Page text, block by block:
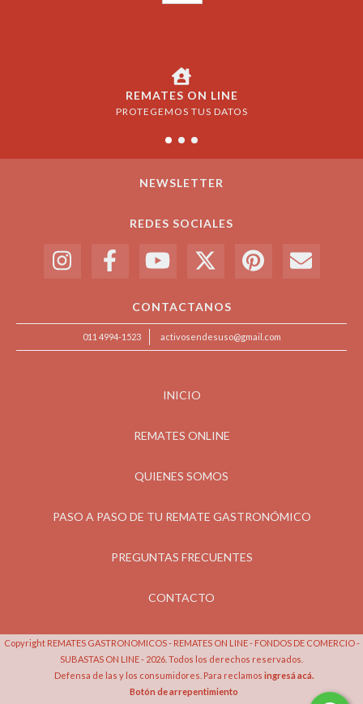
REMATES ON LINE
PROTEGEMOS TUS DATOS
NEWSLETTER
REDES SOCIALES
CONTACTANOS
011 4994-1523 activosendesuso@gmail.com
INICIO
REMATES ONLINE
QUIENES SOMOS
PASO A PASO DE TU REMATE GASTRONÓMICO
PREGUNTAS FRECUENTES
CONTACTO
Copyright REMATES GASTRONOMICOS - REMATES ON LINE - FONDOS DE COMERCIO -
SUBASTAS ON LINE - 2026. Todos los derechos reservados.
Defensa de las y los consumidores. Para reclamos ingresá acá.
Botón de arrepentimiento